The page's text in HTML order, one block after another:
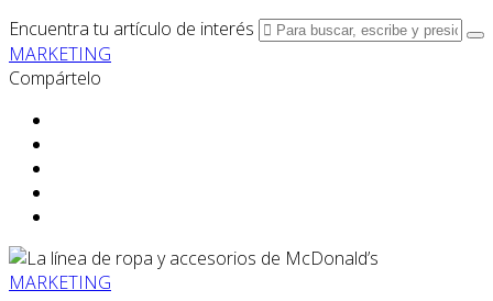
Encuentra tu artículo de interés
MARKETING
Compártelo
MARKETING